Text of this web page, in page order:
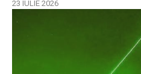
23 IULIE 2026